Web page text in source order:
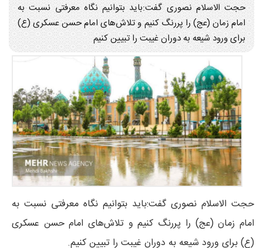
حجت الاسلام نصوری گفت:باید بتوانیم نگاه معرفتی نسبت به
امام زمان (عج) را پررنگ کنیم و تلاش‌های امام حسن عسکری (ع)
برای ورود شیعه به دوران غیبت را تبیین کنیم
حجت الاسلام نصوری گفت:باید بتوانیم نگاه معرفتی نسبت به
امام زمان (عج) را پررنگ کنیم و تلاش‌های امام حسن عسکری
(ع) برای ورود شیعه به دوران غیبت را تبیین کنیم.